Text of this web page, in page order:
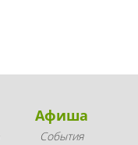
Афиша
События